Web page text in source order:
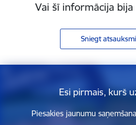
Vai šī informācija bija
Sniegt atsauksmi
Esi pirmais, kurš
Piesakies jaunumu